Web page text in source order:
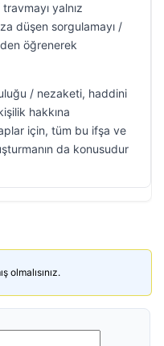
yalnız
düşen sorgulamayı /
öğrenerek
/ nezaketi, haddini
hakkına
için, tüm bu ifşa ve
da konusudur
olmalısınız.